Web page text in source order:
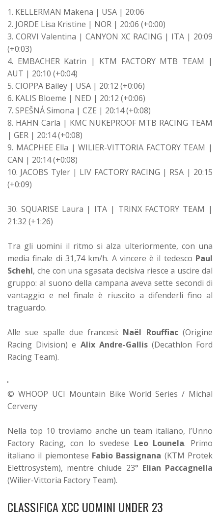
1. KELLERMAN Makena | USA | 20:06
2. JORDE Lisa Kristine | NOR | 20:06 (+0:00)
3. CORVI Valentina | CANYON XC RACING | ITA | 20:09
(+0:03)
4. EMBACHER Katrin | KTM FACTORY MTB TEAM |
AUT | 20:10 (+0:04)
5. CIOPPA Bailey | USA | 20:12 (+0:06)
6. KALIS Bloeme | NED | 20:12 (+0:06)
7. SPEŠNÁ Simona | CZE | 20:14 (+0:08)
8. HAHN Carla | KMC NUKEPROOF MTB RACING TEAM
| GER | 20:14 (+0:08)
9. MACPHEE Ella | WILIER-VITTORIA FACTORY TEAM |
CAN | 20:14 (+0:08)
10. JACOBS Tyler | LIV FACTORY RACING | RSA | 20:15
(+0:09)
30. SQUARISE Laura | ITA | TRINX FACTORY TEAM |
21:32 (+1:26)
Tra gli uomini il ritmo si alza ulteriormente, con una
media finale di 31,74 km/h. A vincere è il tedesco Paul
Schehl, che con una sgasata decisiva riesce a uscire dal
gruppo: al suono della campana aveva sette secondi di
vantaggio e nel finale è riuscito a difenderli fino al
traguardo.
Alle sue spalle due francesi: Naël Rouffiac(Origine
Racing Division) e Alix Andre-Gallis(Decathlon Ford
Racing Team).
© WHOOP UCI Mountain Bike World Series / Michal
Cerveny
Nella top 10 troviamo anche un team italiano, l’Unno
Factory Racing, con lo svedese Leo Lounela. Primo
italiano il piemontese Fabio Bassignana (KTM Protek
Elettrosystem), mentre chiude 23° Elian Paccagnella
(Wilier-Vittoria Factory Team).
CLASSIFICA XCC UOMINI UNDER 23